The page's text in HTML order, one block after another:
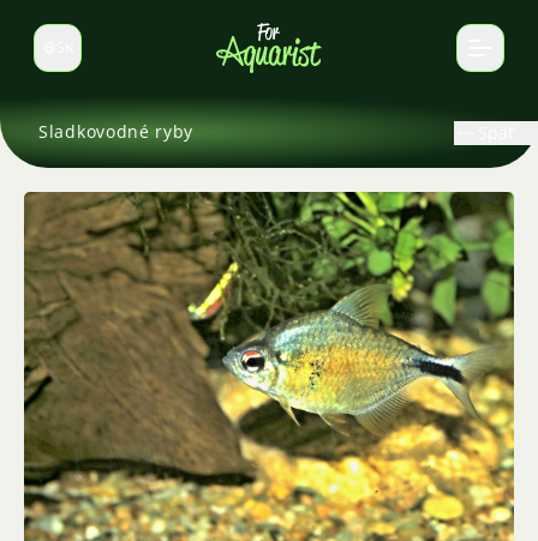
Prepnúť jazyk
Sladkovodné ryby